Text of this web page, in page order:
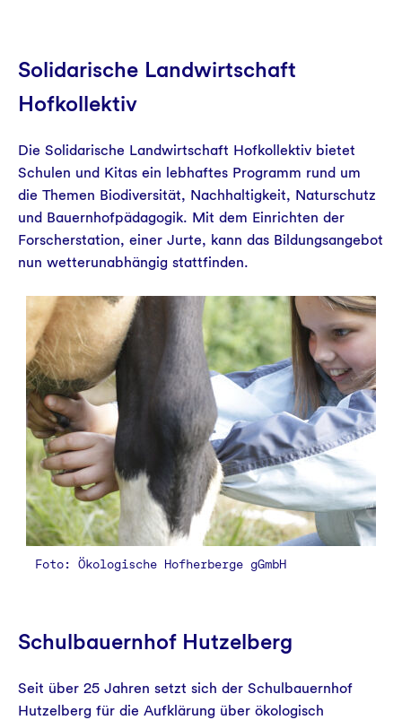
Solidarische Landwirtschaft
Hofkollektiv
Die Solidarische Landwirtschaft Hofkollektiv bietet
Schulen und Kitas ein lebhaftes Programm rund um
die Themen Biodiversität, Nachhaltigkeit, Naturschutz
und Bauernhofpädagogik. Mit dem Einrichten der
Forscherstation, einer Jurte, kann das Bildungsangebot
nun wetterunabhängig stattfinden.
Schulbauernhof Hutzelberg
Seit über 25 Jahren setzt sich der Schulbauernhof
Hutzelberg für die Aufklärung über ökologisch
Foto: Ökologische Hofherberge gGmbH